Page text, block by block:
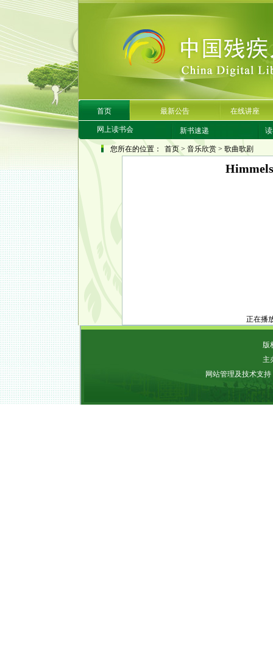
首页 最新公告 在线讲座
网上读书会 新书速递
您所在的位置： 首页 > 音乐欣赏 > 歌曲歌剧
正在播
版
主
网站管理及技术支